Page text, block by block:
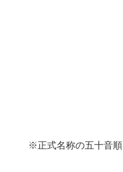
※正式名称の五十音順